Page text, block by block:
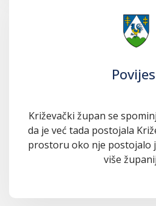
Križevački župan se
da je već tada postojala
prostoru oko nje postojalo
više